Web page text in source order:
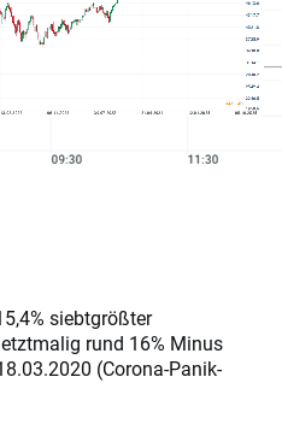
siebtgrößter
rund 16% Minus
(Corona-Panik-